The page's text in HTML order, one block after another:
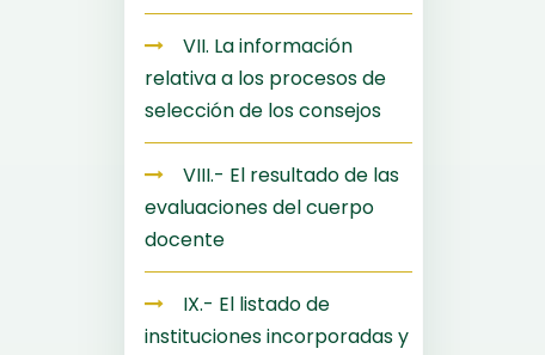
VII. La información
relativa a los procesos de
selección de los consejos
VIII.- El resultado de las
evaluaciones del cuerpo
docente
IX.- El listado de
instituciones incorporadas y